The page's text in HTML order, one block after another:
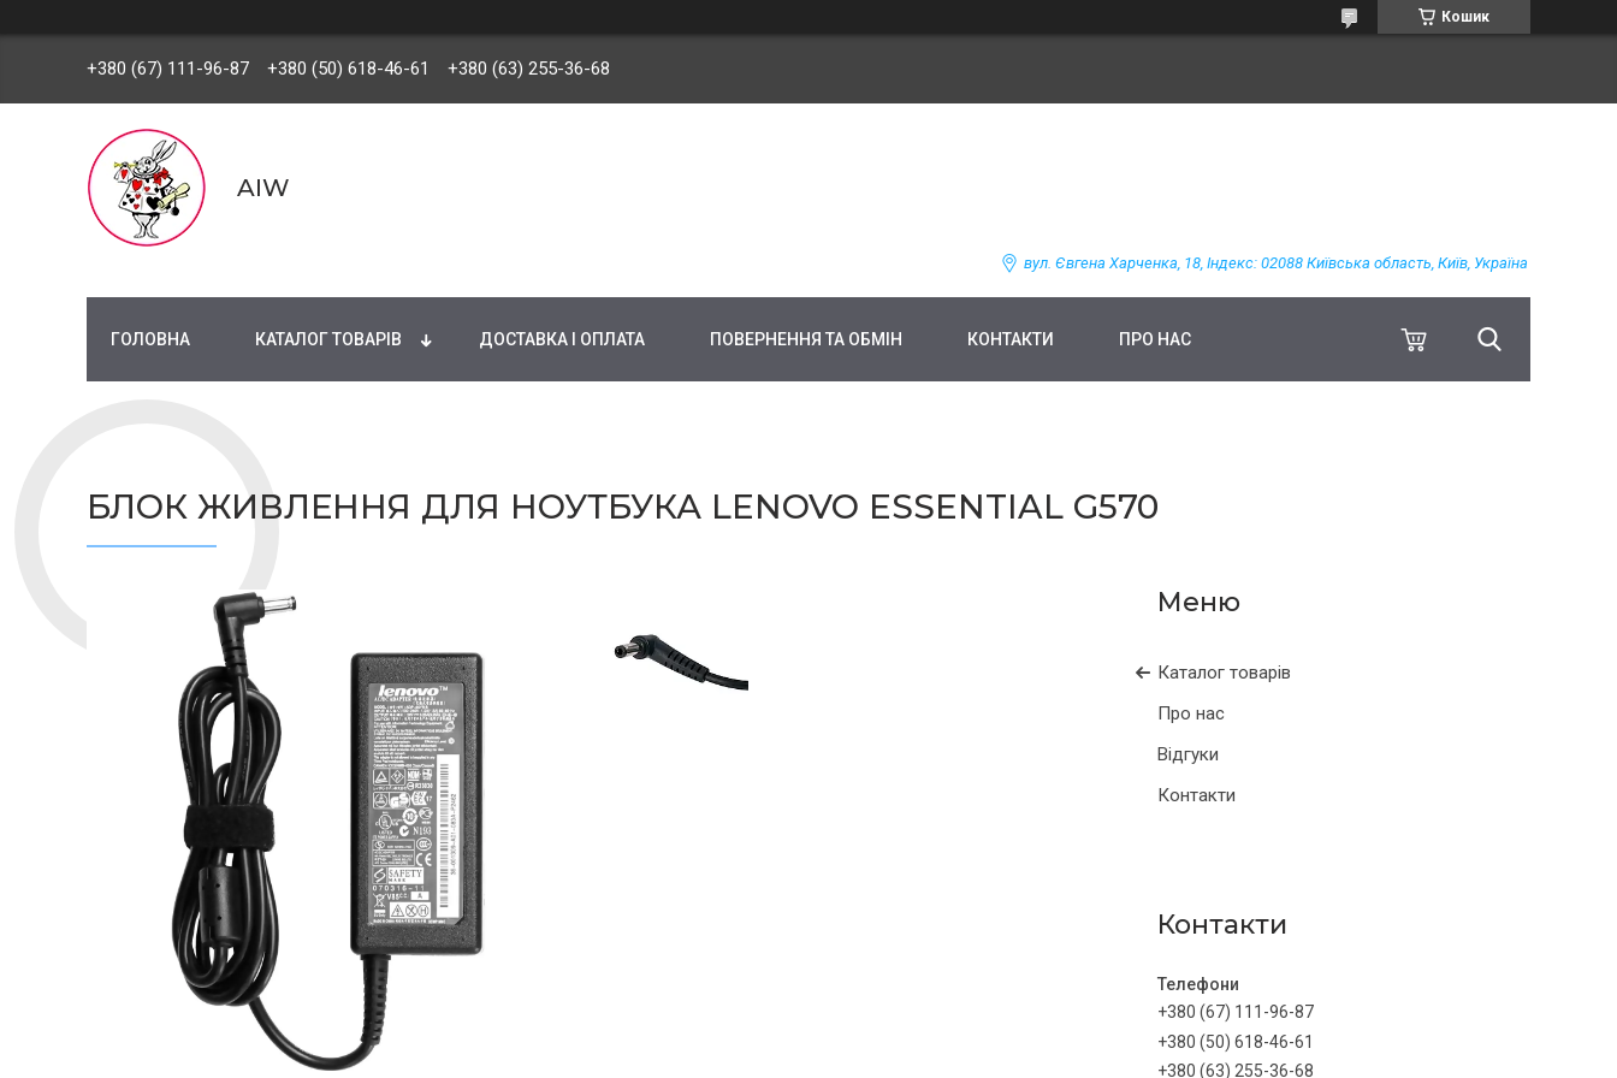
Кошик
+380 (67) 111-96-87 +380 (50) 618-46-61 +380 (63) 255-36-68
AIW
вул. Євгена Харченка, 18, Індекс: 02088 Київська область, Київ, Україна
ГОЛОВНА КАТАЛОГ ТОВАРІВ ДОСТАВКА І ОПЛАТА ПОВЕРНЕННЯ ТА ОБМІН КОНТАКТИ ПРО НАС
БЛОК ЖИВЛЕННЯ ДЛЯ НОУТБУКА LENOVO ESSENTIAL G570
Каталог товарів
Про нас
Відгуки
Контакти
Контакти
+380 (67) 111-96-87
+380 (50) 618-46-61
+380 (63) 255-36-68